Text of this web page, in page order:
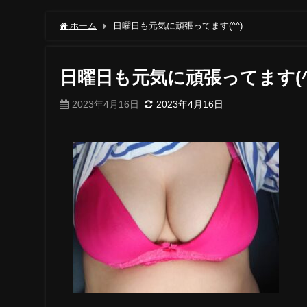
ホーム 日曜日も元気に頑張ってます(^^)
日曜日も元気に頑張ってます
2023年4月16日 2023年4月16日